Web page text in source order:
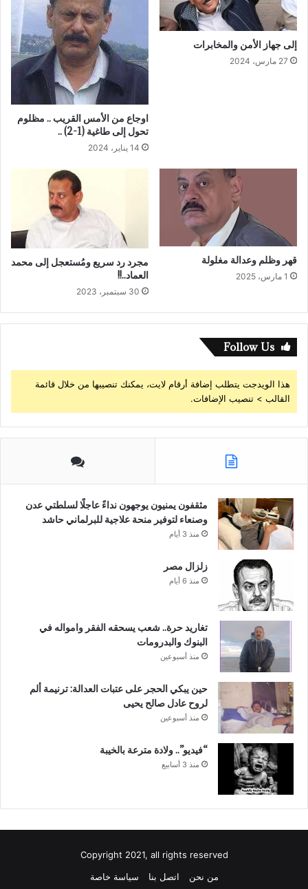
إلى جهاز الأمن والمخابرات
27 مارس، 2024
اوجاع من الأمس القريب .. مظلوم
تحول إلى طاغية (1-2) ..
14 يناير، 2024
‏قهر وظلم وعدالة مغلولة
1 مارس، 2025
‏مجرد رد سريع ومُستعجل إلى محمد
العماد..!!
30 سبتمبر، 2023
Follow Us
هذا الويدجت يتطلب إضافة أرقام لايت، يمكنك تنصيبها من خلال قائمة
القالب > تنصيب الإضافات.
مثقفون يمنيون يوجهون نداءً عاجلًا لسلطتي عدن
وصنعاء لتوفير منحة علاجية للبرلماني حاشد
منذ 3 أيام
زلزال مصر
منذ 6 أيام
تغاريد حرة.. شعب يسحقه الفقر وامواله في
البنوك والبدرومات
منذ أسبوعين
حين يبكي الحجر على عتبات العدالة: ترنيمة ألم
لروح عادل صالح يحيى
منذ أسبوعين
“فيديو”.. ولادة مترعة بالخيبة
منذ 3 أسابيع
Copyright 2021, all rights reserved
من نحن
اتصل بنا سياسة خاصة